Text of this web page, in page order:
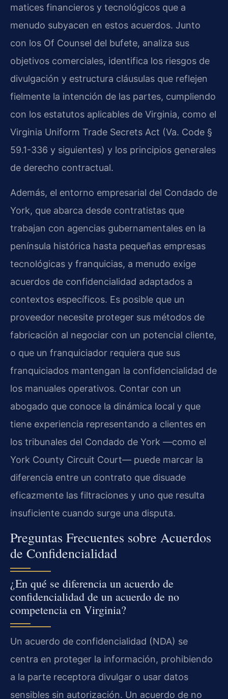
matices financieros y tecnológicos que a
menudo subyacen en estos acuerdos. Junto
con los Of Counsel del bufete, analiza sus
objetivos comerciales, identifica los riesgos de
divulgación y estructura cláusulas que reflejen
fielmente la intención de las partes, cumpliendo
con los estatutos aplicables de Virginia, como el
Virginia Uniform Trade Secrets Act (Va. Code §
59.1-336 y siguientes) y los principios generales
de derecho contractual.
Además, el entorno empresarial del Condado de
York, que abarca desde contratistas que
trabajan con agencias gubernamentales en la
península histórica hasta pequeñas empresas
tecnológicas y franquicias, a menudo exige
acuerdos de confidencialidad adaptados a
contextos específicos. Es posible que un
proveedor necesite proteger sus métodos de
fabricación al negociar con un potencial cliente,
o que un franquiciador requiera que sus
franquiciados mantengan la confidencialidad de
los manuales operativos. Contar con un
abogado que conoce la dinámica local y que
tiene experiencia representando a clientes en
los tribunales del Condado de York —como el
York County Circuit Court— puede marcar la
diferencia entre un contrato que disuade
eficazmente las filtraciones y uno que resulta
insuficiente cuando surge una disputa.
Preguntas Frecuentes sobre Acuerdos
de Confidencialidad
¿En qué se diferencia un acuerdo de
confidencialidad de un acuerdo de no
competencia en Virginia?
Un acuerdo de confidencialidad (NDA) se
centra en proteger la información, prohibiendo
a la parte receptora divulgar o usar datos
sensibles sin autorización. Un acuerdo de no